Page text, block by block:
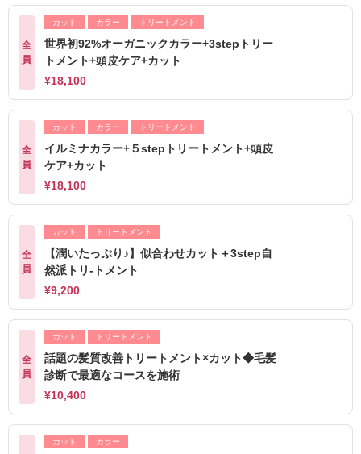
全
員
カット カラー トリートメント
世界初92%オーガニックカラー+3stepトリー
トメント+頭皮ケア+カット
¥18,100
全
員
カット カラー トリートメント
イルミナカラー+５stepトリートメント+頭皮
ケア+カット
¥18,100
全
員
カット トリートメント
【潤いたっぷり♪】似合わせカット＋3step自
然派トリ-トメント
¥9,200
全
員
カット トリートメント
話題の髪質改善トリートメント×カット◆毛髪
診断で最適なコースを施術
¥10,400
カット カラー